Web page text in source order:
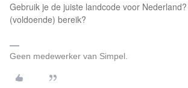
Gebruik je de juiste landcode voor
(voldoende) bereik?
Geen medewerker van Simpel.